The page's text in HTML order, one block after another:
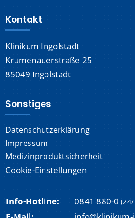
nach:
Kontakt
Klinikum Ingolstadt
Krumenauerstraße 25
85049 Ingolstadt
Sonstiges
Datenschutzerklärung
Impressum
Medizinproduktsicherheit
Cookie-Einstellungen
Info-Hotline: 0841 880-0